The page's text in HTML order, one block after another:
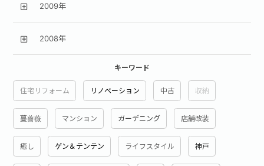
2009年
2008年
キーワード
住宅リフォーム リノベーション 中古 収納
蔓薔薇 マンション ガーデニング 店舗改装
癒し ゲン＆テンテン ライフスタイル 神戸